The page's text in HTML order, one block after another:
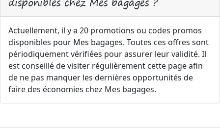
Actuellement, il y a 20 promotions ou codes promos
disponibles pour Mes bagages. Toutes ces offres sont
périodiquement vérifiées pour assurer leur validité. Il
est conseillé de visiter régulièrement cette page afin
de ne pas manquer les dernières opportunités de
faire des économies chez Mes bagages.